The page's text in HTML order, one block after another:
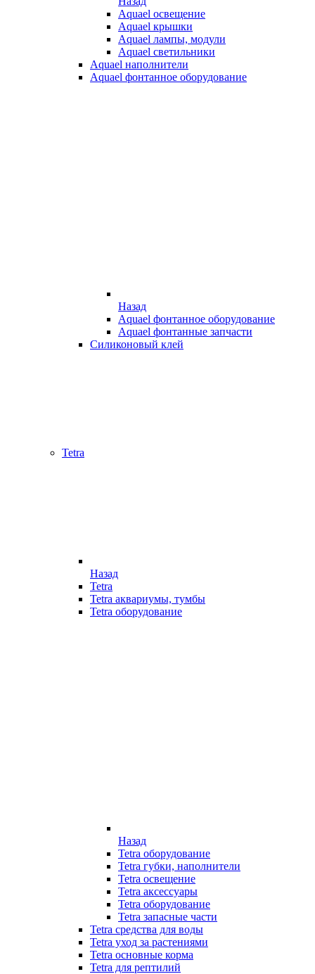
Aquael освещение
Aquael крышки
Aquael лампы, модули
Aquael светильники
Aquael наполнители
Aquael фонтанное оборудование
Назад
Aquael фонтанное оборудование
Aquael фонтанные запчасти
Силиконовый клей
Tetra
Назад
Tetra
Tetra аквариумы, тумбы
Tetra оборудование
Назад
Tetra оборудование
Tetra губки, наполнители
Tetra освещение
Tetra аксессуары
Tetra оборудование
Tetra запасные части
Tetra средства для воды
Tetra уход за растениями
Tetra основные корма
Tetra для рептилий